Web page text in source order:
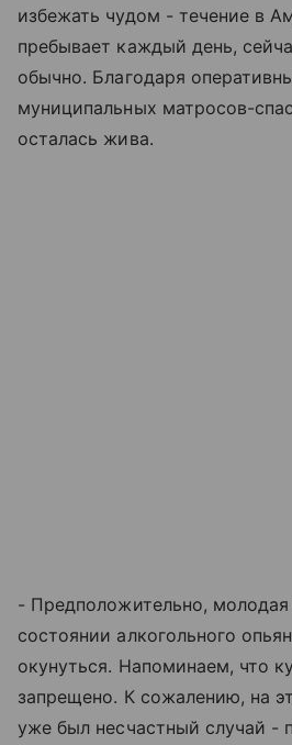
избежать чудом - течение в
пребывает каждый день,
обычно. Благодаря
муниципальных матросов-
осталась жива.
- Предположительно,
состоянии алкогольного
окунуться. Напоминаем, что
запрещено. К сожалению, на
уже был несчастный случай -